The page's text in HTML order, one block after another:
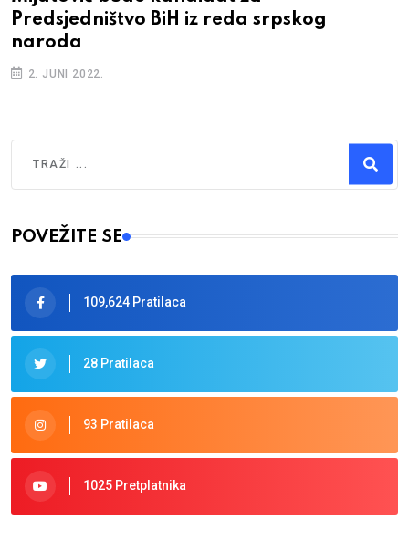
Predsjedništvo BiH iz reda srpskog
naroda
2. JUNI 2022.
Type 2 or more characters for results.
POVEŽITE SE
109,624 Pratilaca
28 Pratilaca
93 Pratilaca
1025 Pretplatnika